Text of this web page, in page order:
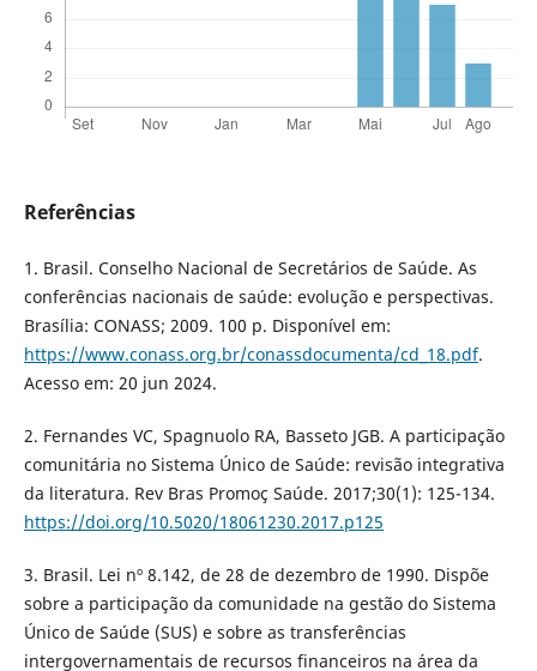
Referências
1. Brasil. Conselho Nacional de Secretários de Saúde. As
conferências nacionais de saúde: evolução e perspectivas.
Brasília: CONASS; 2009. 100 p. Disponível em:
https://www.conass.org.br/conassdocumenta/cd_18.pdf.
Acesso em: 20 jun 2024.
2. Fernandes VC, Spagnuolo RA, Basseto JGB. A participação
comunitária no Sistema Único de Saúde: revisão integrativa
da literatura. Rev Bras Promoç Saúde. 2017;30(1): 125-134.
https://doi.org/10.5020/18061230.2017.p125
3. Brasil. Lei nº 8.142, de 28 de dezembro de 1990. Dispõe
sobre a participação da comunidade na gestão do Sistema
Único de Saúde (SUS) e sobre as transferências
intergovernamentais de recursos financeiros na área da